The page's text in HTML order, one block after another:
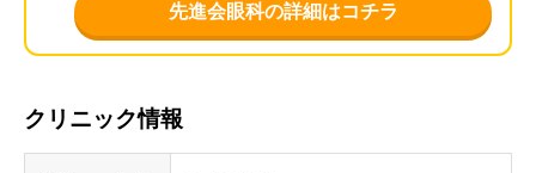
先進会眼科の詳細はコチラ
クリニック情報